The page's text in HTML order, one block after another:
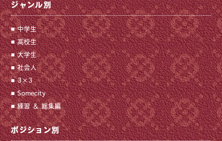
ジャンル別
中学生
高校生
大学生
社会人
3×3
Somecity
練習 ＆ 総集編
ポジション別